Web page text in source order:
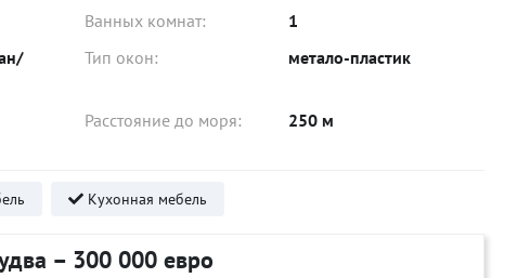
Ванных комнат:
1
Тип окон: метало-пластик
Расстояние до моря: 250 м
Кухонная мебель
– 300 000 евро